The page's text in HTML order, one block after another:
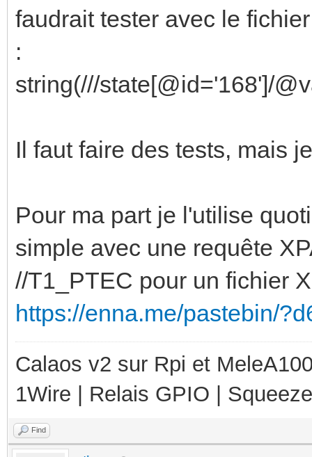
faudrait tester avec le
:
string(///state[@id='168']/
Il faut faire des tests, mais
Pour ma part je l'utilise
simple avec une requête
//T1_PTEC pour un fichier
https://enna.me/pastebin/
Calaos v2 sur Rpi et
1Wire | Relais GPIO |
Find